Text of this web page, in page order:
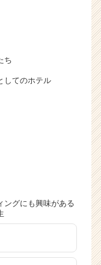
ち
してのホテル
ングにも興味がある